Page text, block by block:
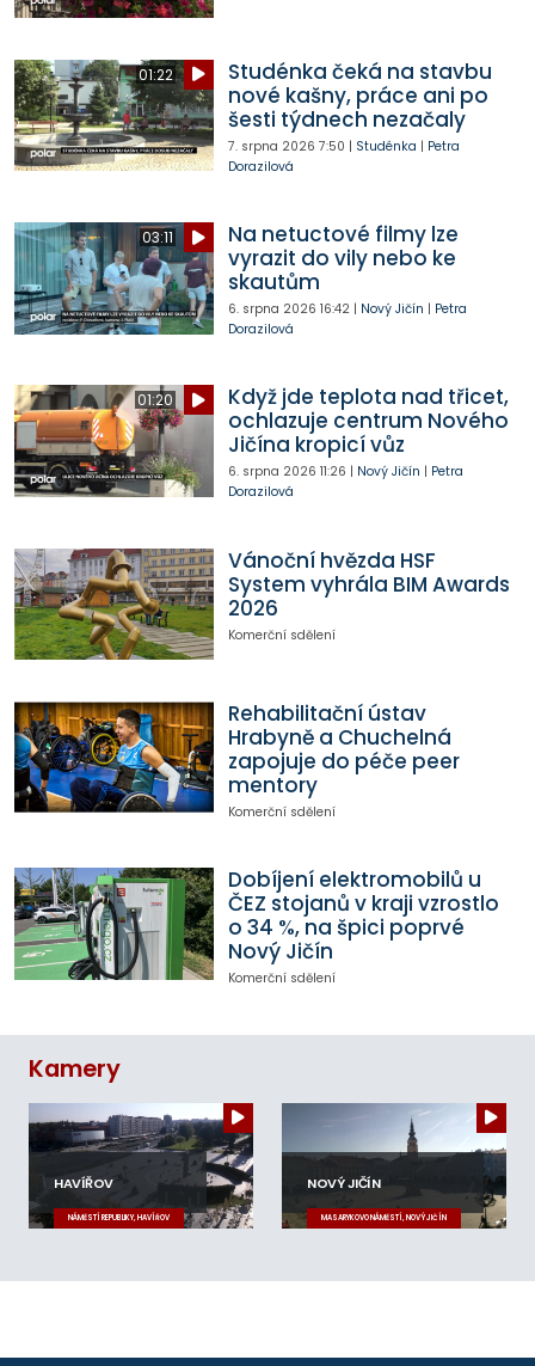
01:22
Studénka čeká na stavbu
nové kašny, práce ani po
šesti týdnech nezačaly
7. srpna 2026 7:50 | Studénka | Petra
Dorazilová
03:11
Na netuctové filmy lze
vyrazit do vily nebo ke
skautům
6. srpna 2026 16:42| Nový Jičín | Petra
Dorazilová
01:20
Když jde teplota nad třicet,
ochlazuje centrum Nového
Jičína kropicí vůz
6. srpna 2026 11:26 | Nový Jičín | Petra
Dorazilová
Vánoční hvězda HSF
System vyhrála BIM Awards
2026
Komerční sdělení
Rehabilitační ústav
Hrabyně a Chuchelná
zapojuje do péče peer
mentory
Komerční sdělení
Dobíjení elektromobilů u
ČEZ stojanů v kraji vzrostlo
o 34 %, na špici poprvé
Nový Jičín
Komerční sdělení
Kamery
HAVÍŘOV
NÁMĚSTÍ REPUBLIKY, HAVÍŘOV
NOVÝ JIČÍN
MASARYKOVO NÁMĚSTÍ, NOVÝ JIČÍN